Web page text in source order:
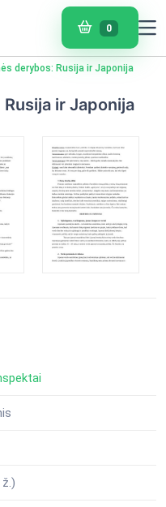
0
derybos: Rusija ir Japonija
ir Japonija